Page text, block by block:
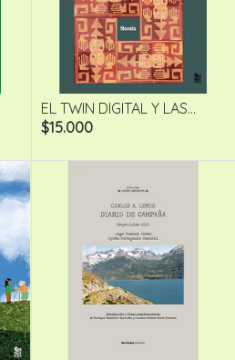
EL TWIN DIGITAL Y LAS...
$15.000